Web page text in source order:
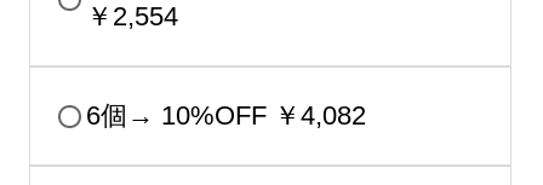
￥2,554
6個→ 10%OFF ￥4,082